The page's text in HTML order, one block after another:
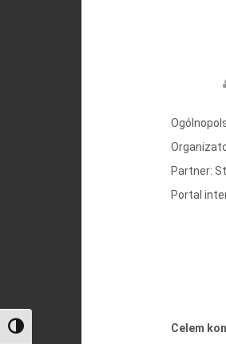
Toggle High Contrast
Partner:
Portal
Celem